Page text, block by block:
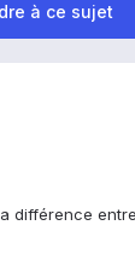
à ce sujet
différence